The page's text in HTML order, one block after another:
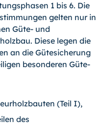
1 bis 6. Die
gelten nur in
Güte- und
Diese legen die
an die Gütesicherung
besonderen Güte-
(Teil I),
des